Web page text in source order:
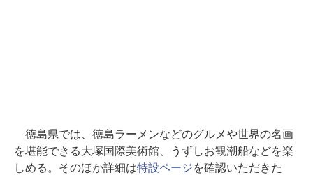
徳島県では、徳島ラーメンなどのグルメや世界の名画
を堪能できる大塚国際美術館、うずしお観潮船などを楽
しめる。そのほか詳細は特設ページを確認いただきた